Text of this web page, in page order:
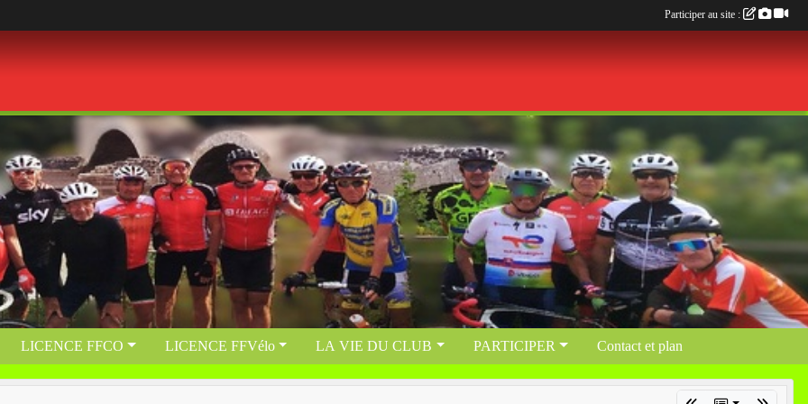
LICENCE FFCO LICENCE FFVélo LA VIE DU CLUB PARTICIPER Contact et plan
Participer au site :